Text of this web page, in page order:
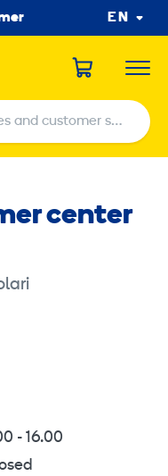
EN
service centers
service centers
center
- 16.00